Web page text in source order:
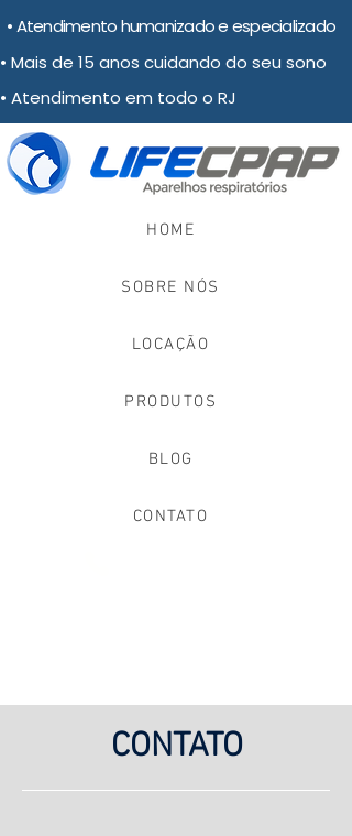
• Atendimento humanizado e especializado
• Mais de 15 anos cuidando do seu sono
• Atendimento em todo o RJ
HOME
SOBRE NÓS
LOCAÇÃO
PRODUTOS
BLOG
CONTATO
CONTATO